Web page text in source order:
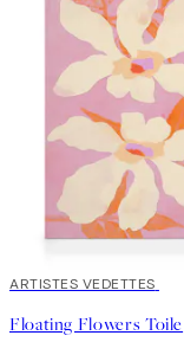
30%*
ARTISTES VEDETTES
Floating Flowers Toile